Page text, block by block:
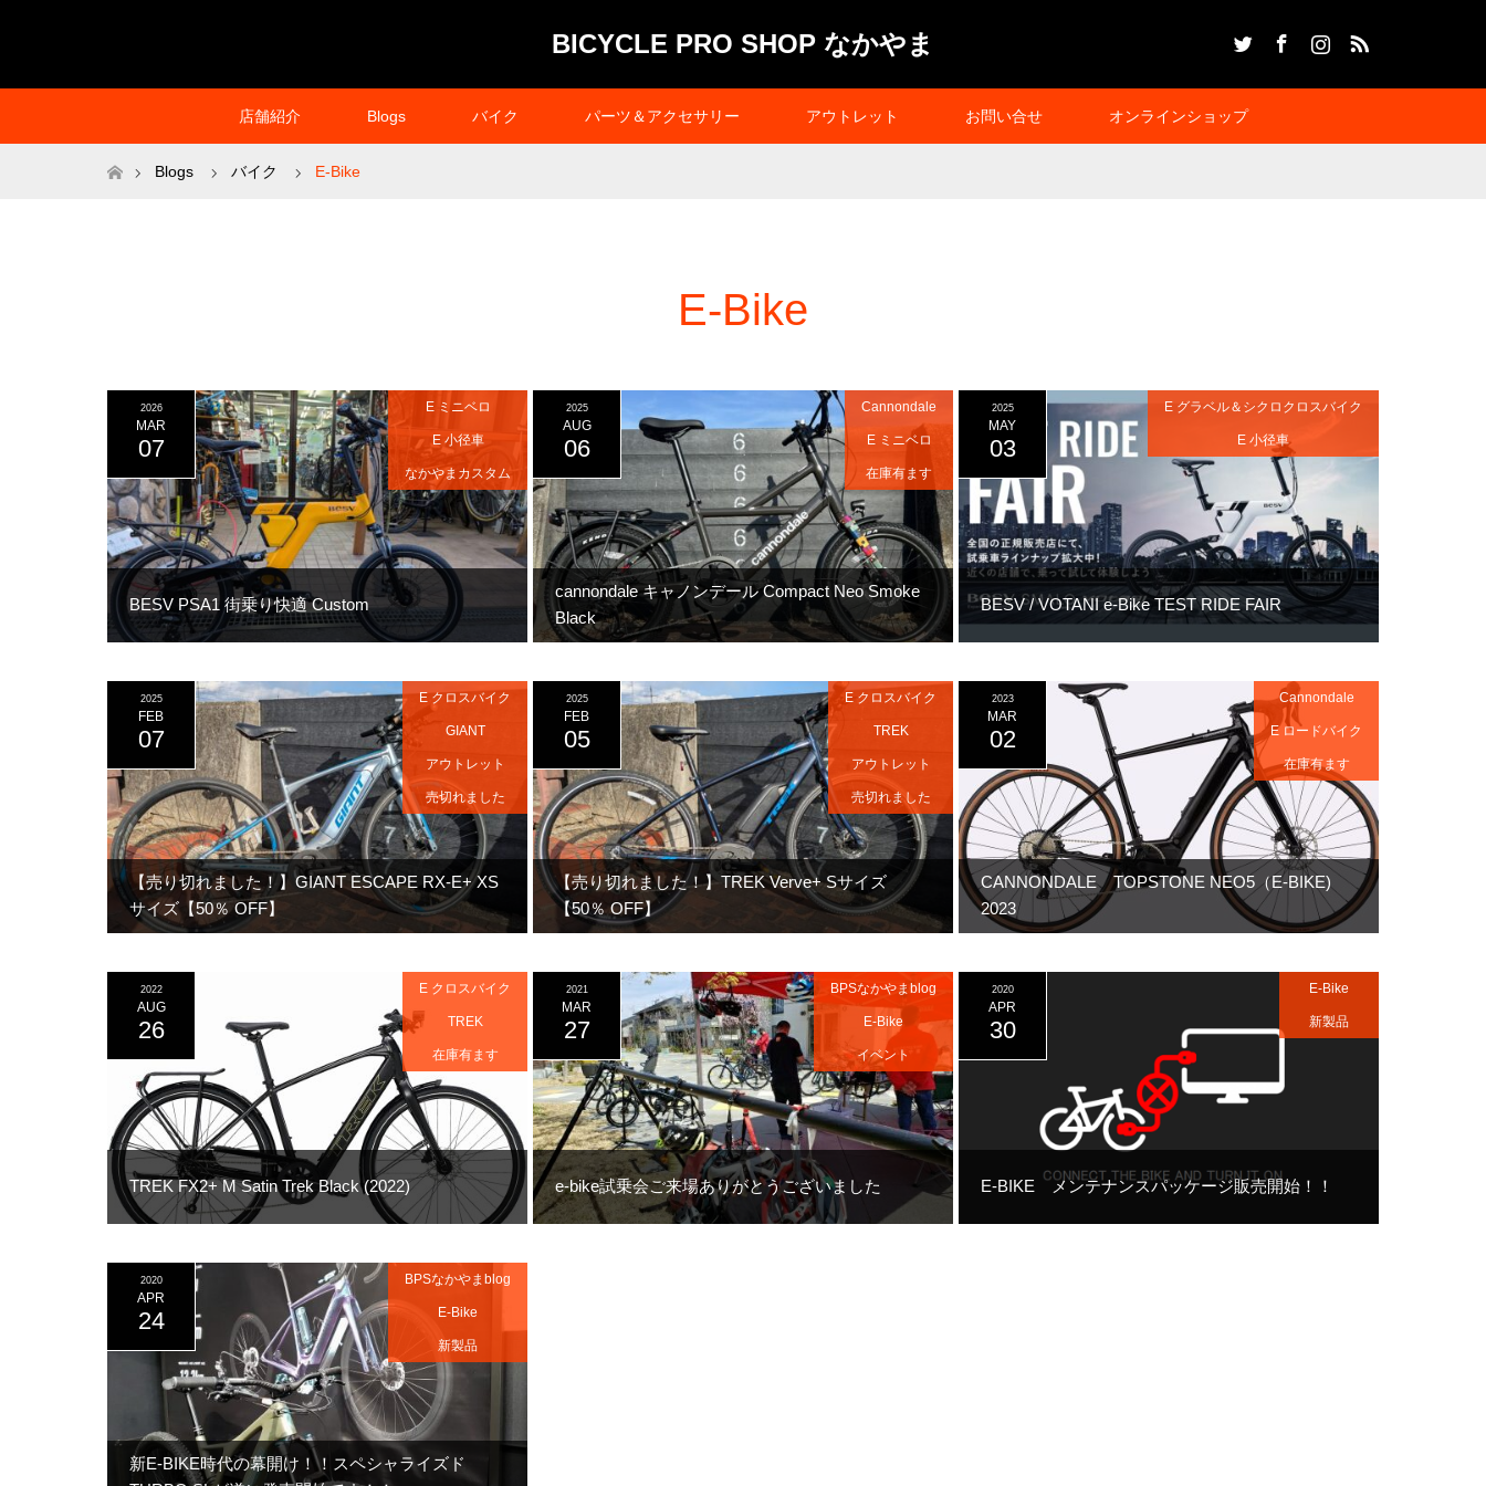
BICYCLE PRO SHOP なかやま
店舗紹介 Blogs バイク パーツ＆アクセサリー アウトレット お問い合せ オンラインショップ
ホームBlogs バイク E-Bike
E-Bike
BESV PSA1 街乗り快適 Custom
2026
MAR
07
E ミニベロ
E 小径車
なかやまカスタム
cannondale キャノンデール Compact Neo Smoke
Black
2025
AUG
06
Cannondale
E ミニベロ
在庫有ます
BESV / VOTANI e-Bike TEST RIDE FAIR
2025
MAY
03
E グラベル＆シクロクロスバイク
E 小径車
【売り切れました！】GIANT ESCAPE RX-E+ XS
サイズ【50％ OFF】
2025
FEB
07
E クロスバイク
GIANT
アウトレット
売切れました
【売り切れました！】TREK Verve+ Sサイズ
【50％ OFF】
2025
FEB
05
E クロスバイク
TREK
アウトレット
売切れました
CANNONDALE TOPSTONE NEO5（E-BIKE)
2023
2023
MAR
02
Cannondale
E ロードバイク
在庫有ます
TREK FX2+ M Satin Trek Black (2022)
2022
AUG
26
E クロスバイク
TREK
在庫有ます
e-bike試乗会ご来場ありがとうございました
2021
MAR
27
BPSなかやまblog
E-Bike
イベント
E-BIKE メンテナンスパッケージ販売開始！！
2020
APR
30
E-Bike
新製品
新E-BIKE時代の幕開け！！スペシャライズド
2020
APR
24
BPSなかやまblog
E-Bike
新製品